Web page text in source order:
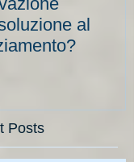
al
Posts